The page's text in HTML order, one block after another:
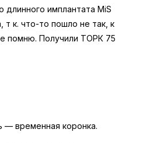
длинного имплантата MiS
т к. что-то пошло не так, к
помню. Получили ТОРК 75
временная коронка.